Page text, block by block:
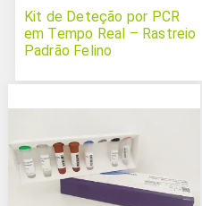
Kit de Deteção por PCR
em Tempo Real – Rastreio
Padrão Felino